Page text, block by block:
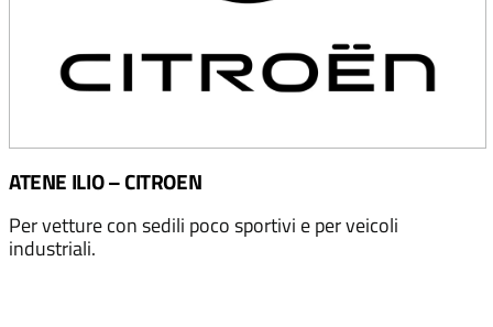
ATENE ILIO – CITROEN
Per vetture con sedili poco sportivi e per veicoli
industriali.